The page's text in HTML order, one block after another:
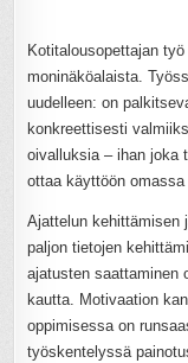
Kotitalousopettajan
moninäköalaista.
uudelleen: on
konkreettisesti
oivalluksia – ihan joka
ottaa käyttöön
Ajattelun kehittämisen
paljon tietojen
ajatusten saattaminen
kautta. Motivaation
oppimisessa on
työskentelyssä